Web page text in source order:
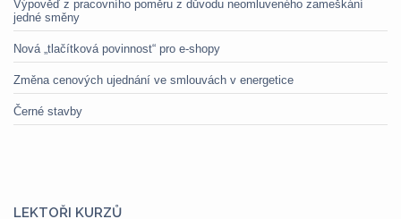
Výpověď z pracovního poměru z důvodu neomluveného zameškání
jedné směny
Nová „tlačítková povinnost“ pro e-shopy
Změna cenových ujednání ve smlouvách v energetice
Černé stavby
LEKTOŘI KURZŮ